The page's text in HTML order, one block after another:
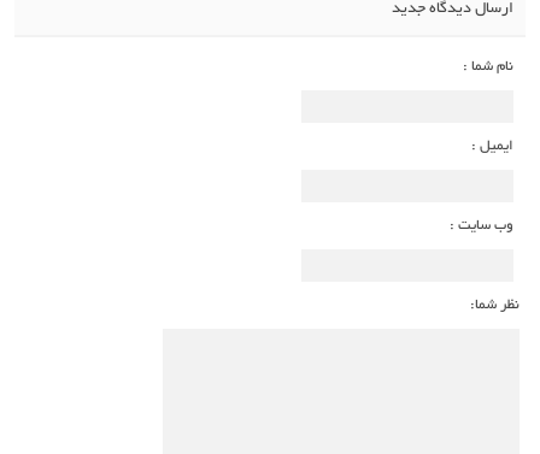
ارسال دیدگاه جدید
نام شما :
ایمیل :
وب سایت :
نظر شما: